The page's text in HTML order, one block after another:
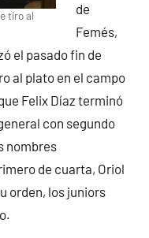
tiro al
de
Femés,
el pasado fin de
al plato en el campo
Felix Díaz terminó
con segundo
nombres
de cuarta, Oriol
orden, los juniors